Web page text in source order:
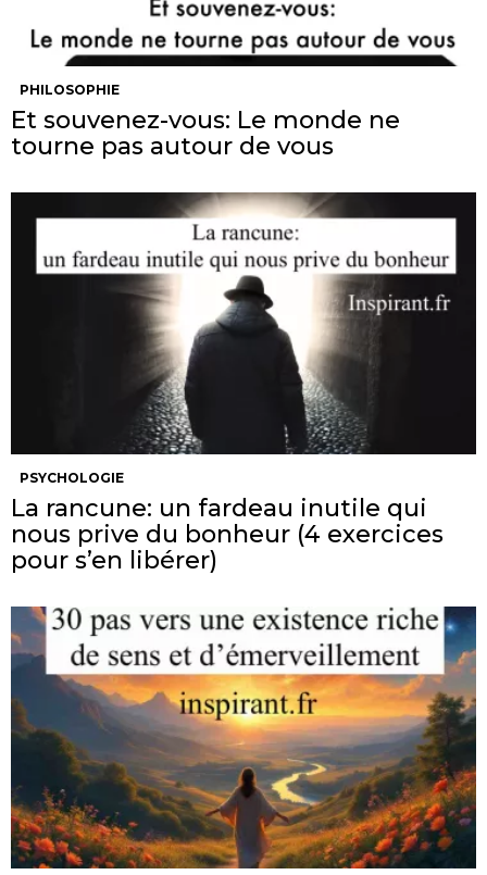
PHILOSOPHIE
Et souvenez-vous: Le monde ne
tourne pas autour de vous
PSYCHOLOGIE
La rancune: un fardeau inutile qui
nous prive du bonheur (4 exercices
pour s’en libérer)